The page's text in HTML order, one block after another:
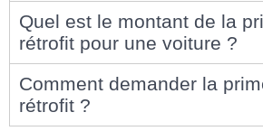
Quel est le montant de la
rétrofit pour une voiture ?
Comment demander la
rétrofit ?